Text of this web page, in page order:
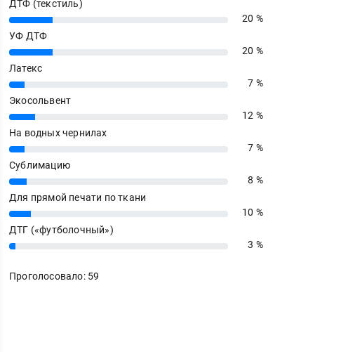
ДТФ (текстиль)
20%
20 %
УФ ДТФ
20%
20 %
Латекс
7%
7 %
Экосольвент
12%
12 %
На водных чернилах
7%
7 %
Сублимацию
8%
8 %
Для прямой печати по ткани
10%
10 %
ДТГ («футболочный»)
3% 3 %
Проголосовало: 59